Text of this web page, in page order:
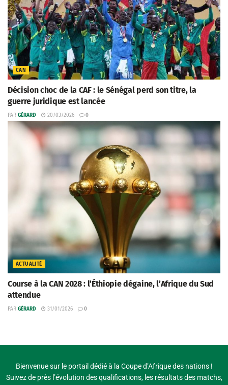
CAN
Décision choc de la CAF : le Sénégal perd son titre, la
guerre juridique est lancée
PAR GÉRARD 20/03/2026 0
ACTUALITÉ
Course à la CAN 2028 : l’Éthiopie dégaine, l’Afrique du Sud
attendue
PAR GÉRARD 31/01/2026 0
Bienvenue sur le portail dédié à la Coupe d’Afrique des nations !
Suivez de près l’évolution des qualifications, les résultats des matchs,